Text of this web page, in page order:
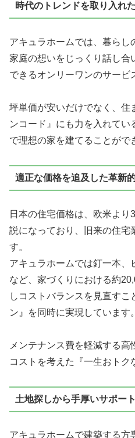
時代のトレンドを取り入れ
アキュラホームでは、暮らし
家庭の想いをじっくり話し合
できるオンリーワンのサービ
坪単価が安いだけでなく、住
ンコード』にも力を入れて
で理想の家を建てることがで
適正な価格を追及した革新
日本の住宅価格は、欧米よ
説になっており、旧来の住宅
す。
アキュラホームでは釘一本
など、家づくりにおける約
しコストバランスを見直すこ
ン』
を同時に実現しています。
メンテナンス費を軽減する
コストを考えた『一生おトク
土地探しから手厚いサポー
アキュラホームで建築する方